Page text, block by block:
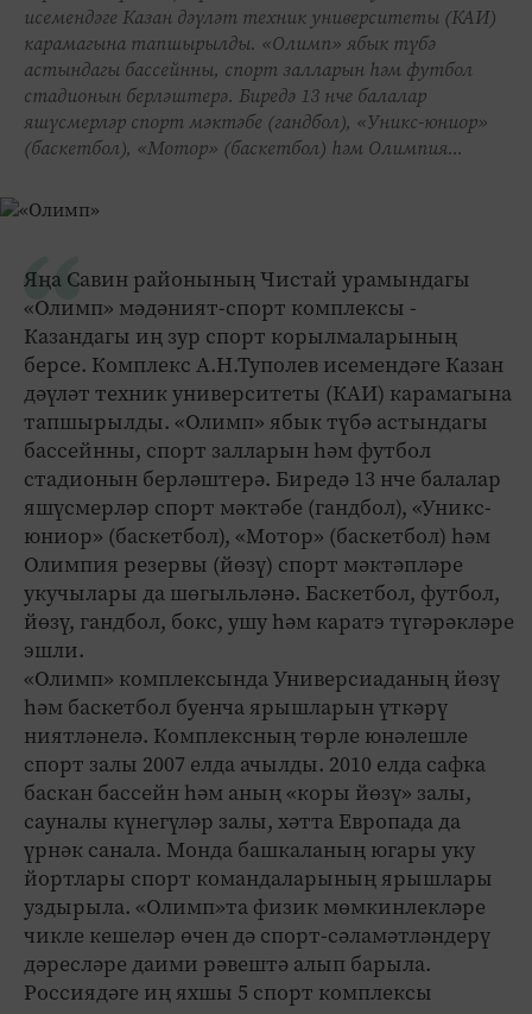
исемендәге Казан дәүләт техник университеты (КАИ)
карамагына тапшырылды. «Олимп» ябык түбә
астындагы бассейнны, спорт залларын һәм футбол
стадионын берләштерә. Биредә 13 нче балалар
яшүсмерләр спорт мәктәбе (гандбол), «Уникс-юниор»
(баскетбол), «Мотор» (баскетбол) һәм Олимпия...
Яңа Савин районының Чистай урамындагы
«Олимп» мәдәният-спорт комплексы -
Казандагы иң зур спорт корылмаларының
берсе. Комплекс А.Н.Туполев исемендәге Казан
дәүләт техник университеты (КАИ) карамагына
тапшырылды. «Олимп» ябык түбә астындагы
бассейнны, спорт залларын һәм футбол
стадионын берләштерә. Биредә 13 нче балалар
яшүсмерләр спорт мәктәбе (гандбол), «Уникс-
юниор» (баскетбол), «Мотор» (баскетбол) һәм
Олимпия резервы (йөзү) спорт мәктәпләре
укучылары да шөгыльләнә. Баскетбол, футбол,
йөзү, гандбол, бокс, ушу һәм каратэ түгәрәкләре
эшли.
«Олимп» комплексында Универсиаданың йөзү
һәм баскетбол буенча ярышларын үткәрү
ниятләнелә. Комплексның төрле юнәлешле
спорт залы 2007 елда ачылды. 2010 елда сафка
баскан бассейн һәм аның «коры йөзү» залы,
сауналы күнегүләр залы, хәтта Европада да
үрнәк санала. Монда башкаланың югары уку
йортлары спорт командаларының ярышлары
уздырыла. «Олимп»та физик мөмкинлекләре
чикле кешеләр өчен дә спорт-сәламәтләндерү
дәресләре даими рәвештә алып барыла.
Россиядәге иң яхшы 5 спорт комплексы